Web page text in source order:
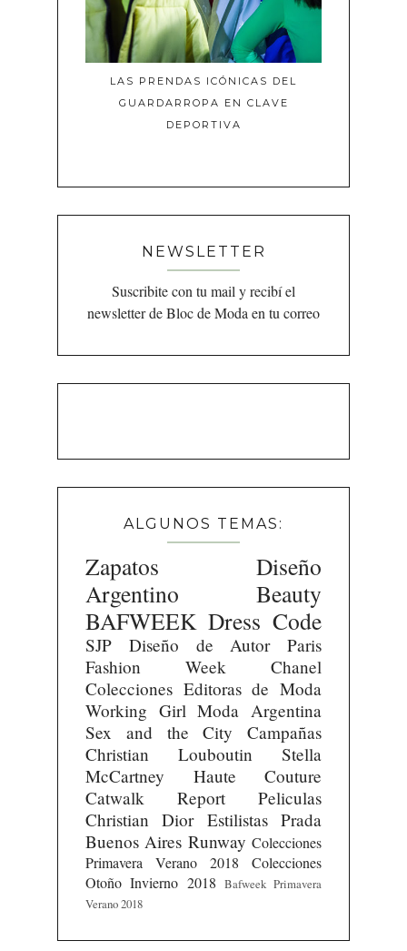
LAS PRENDAS ICÓNICAS DEL
GUARDARROPA EN CLAVE
DEPORTIVA
NEWSLETTER
Suscribite con tu mail y recibí el
newsletter de Bloc de Moda en tu correo
ALGUNOS TEMAS:
Zapatos
Diseño
Argentino
Beauty
BAFWEEK Dress Code
SJP Diseño de Autor
Paris
Fashion Week
Chanel
Colecciones Editoras de Moda
Working Girl Moda Argentina
Sex and the City
Campañas
Christian Louboutin
Stella
McCartney
Haute Couture
Catwalk Report
Peliculas
Christian Dior Estilistas Prada
Buenos Aires Runway Colecciones
Primavera Verano 2018
Colecciones
Otoño Invierno 2018 Bafweek Primavera
Verano 2018